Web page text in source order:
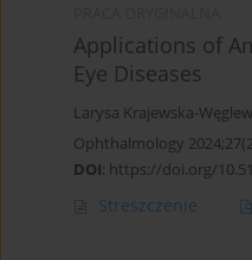
Applications of
Eye Diseases
Larysa Krajewska-
Ophthalmology
DOI: https://doi.org/
Streszczenie